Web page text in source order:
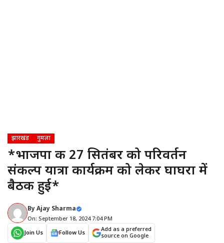
झारखंड गुमला
*भाजपा की 27 सितंबर को परिवर्तन
संकल्प यात्रा कार्यक्रम को लेकर घाघरा में
बैठक हुई*
ByAjay Sharma
On: September 18, 2024 7:04 PM
Join Us
Follow Us
Add as a preferred
source on Google